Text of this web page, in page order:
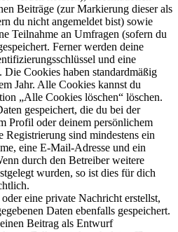
Beiträge (zur Markierung dieser als
du nicht angemeldet bist) sowie
Teilnahme an Umfragen (sofern du
Ferner werden deine
und eine
Die Cookies haben standardmäßig
Jahr. Alle Cookies kannst du
„Alle Cookies löschen“ löschen.
gespeichert, die du bei der
Profil oder deinem persönlichem
Registrierung sind mindestens ein
eine E-Mail-Adresse und ein
durch den Betreiber weitere
wurden, so ist dies für dich
eine private Nachricht erstellst,
Daten ebenfalls gespeichert.
Beitrag als Entwurf